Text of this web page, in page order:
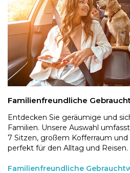
Familienfreundliche
Entdecken Sie geräumige und
Familien. Unsere Auswahl
7 Sitzen, großem Kofferraum
perfekt für den Alltag und Reisen.
Familienfreundliche